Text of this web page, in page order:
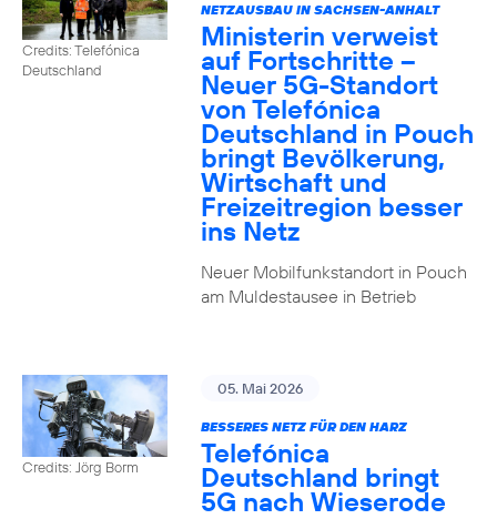
Credits: Telefónica
Deutschland
NETZAUSBAU IN SACHSEN-ANHALT
Ministerin verweist
auf Fortschritte –
Neuer 5G-Standort
von Telefónica
Deutschland in Pouch
bringt Bevölkerung,
Wirtschaft und
Freizeitregion besser
ins Netz
Neuer Mobilfunkstandort in Pouch
am Muldestausee in Betrieb
Credits: Jörg Borm
05. Mai 2026
BESSERES NETZ FÜR DEN HARZ
Telefónica
Deutschland bringt
5G nach Wieserode